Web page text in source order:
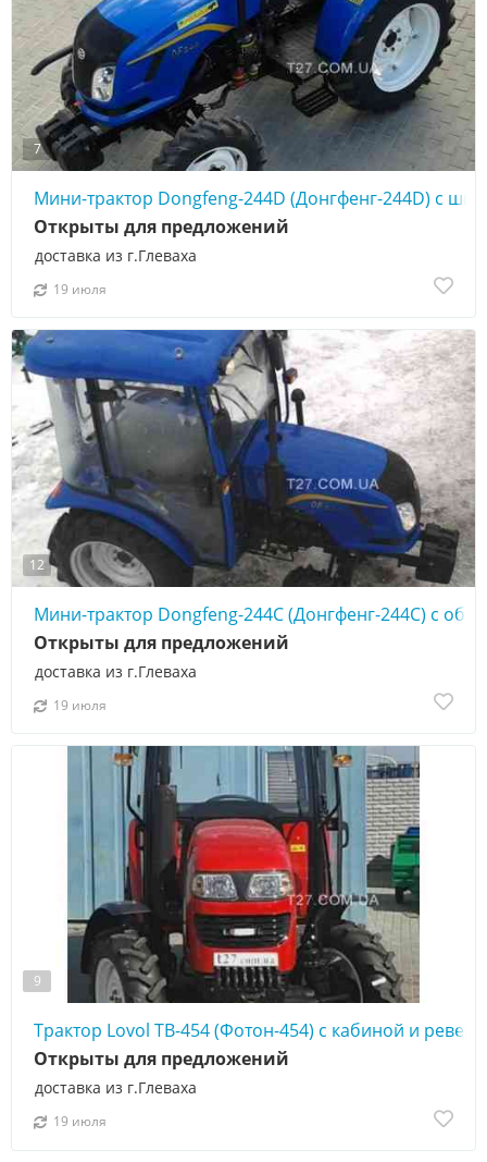
7
Мини-трактор Dongfeng-244D (Донгфенг-244D) с
доставка из г.Глеваха
Открыты для предложений
19 июля
12
Мини-трактор Dongfeng-244C (Донгфенг-244C) с
доставка из г.Глеваха
Открыты для предложений
19 июля
9
Трактор Lovol TB-454 (Фотон-454) с кабиной и
доставка из г.Глеваха
Открыты для предложений
19 июля